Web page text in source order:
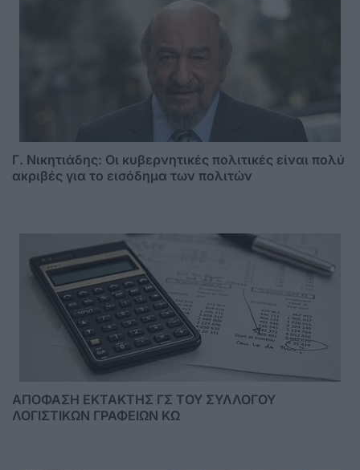
Γ. Νικητιάδης: Οι κυβερνητικές πολιτικές είναι πολύ
ακριβές για το εισόδημα των πολιτών
ΑΠΟΦΑΣΗ ΕΚΤΑΚΤΗΣ ΓΣ ΤΟΥ ΣΥΛΛΟΓΟΥ
ΛΟΓΙΣΤΙΚΩΝ ΓΡΑΦΕΙΩΝ ΚΩ